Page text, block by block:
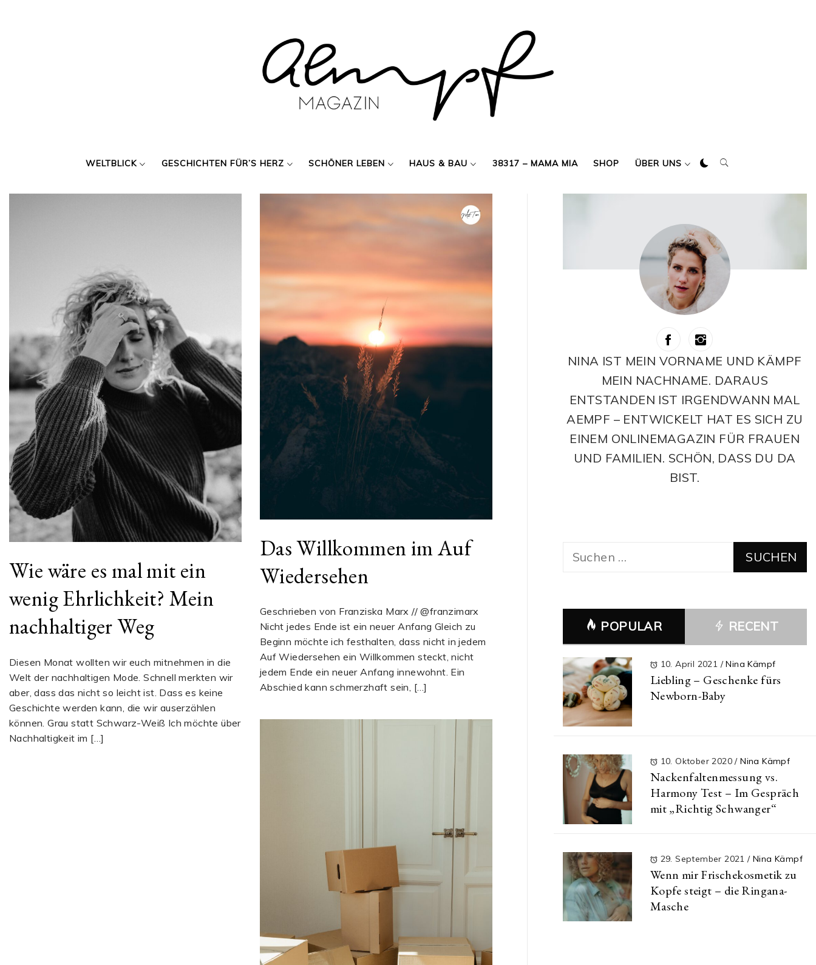
WELTBLICK GESCHICHTEN FÜR’S HERZ SCHÖNER LEBEN HAUS & BAU 38317 – MAMA MIA SHOP ÜBER UNS
Wie wäre es mal mit ein
wenig Ehrlichkeit? Mein
nachhaltiger Weg
Diesen Monat wollten wir euch mitnehmen in die
Welt der nachhaltigen Mode. Schnell merkten wir
aber, dass das nicht so leicht ist. Dass es keine
Geschichte werden kann, die wir auserzählen
können. Grau statt Schwarz-Weiß Ich möchte über
Nachhaltigkeit im […]
Das Willkommen im Auf
Wiedersehen
Geschrieben von Franziska Marx // @franzimarx
Nicht jedes Ende ist ein neuer Anfang Gleich zu
Beginn möchte ich festhalten, dass nicht in jedem
Auf Wiedersehen ein Willkommen steckt, nicht
jedem Ende ein neuer Anfang innewohnt. Ein
Abschied kann schmerzhaft sein, […]
NINA IST MEIN VORNAME UND KÄMPF
MEIN NACHNAME. DARAUS
ENTSTANDEN IST IRGENDWANN MAL
AEMPF – ENTWICKELT HAT ES SICH ZU
EINEM ONLINEMAGAZIN FÜR FRAUEN
UND FAMILIEN. SCHÖN, DASS DU DA
BIST.
Suchen
POPULAR RECENT
10. April 2021 / Nina Kämpf
Liebling – Geschenke fürs
Newborn-Baby
10. Oktober 2020/ Nina Kämpf
Nackenfaltenmessung vs.
Harmony Test – Im Gespräch
mit „Richtig Schwanger“
29. September 2021/ Nina Kämpf
Wenn mir Frischekosmetik zu
Kopfe steigt – die Ringana-
Masche